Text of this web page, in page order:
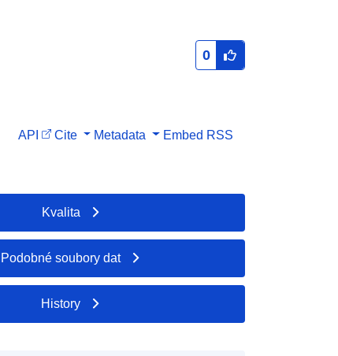
0
API Cite Metadata Embed RSS
Kvalita
Podobné soubory dat
History